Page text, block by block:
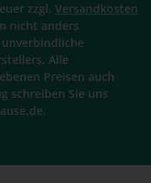
zzgl. Versandkosten
nicht anders
Alle
Preisen auch
schreiben Sie uns